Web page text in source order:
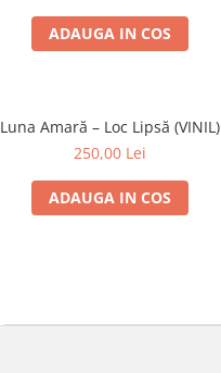
ADAUGA IN COS
Luna Amară – Loc Lipsă (VINIL)
250,00 Lei
ADAUGA IN COS